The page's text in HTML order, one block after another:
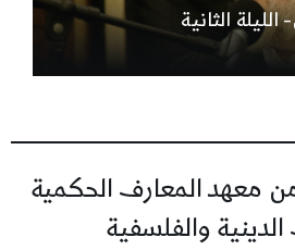
الثانية
معهد المعارف الحكمية
والفلسفية